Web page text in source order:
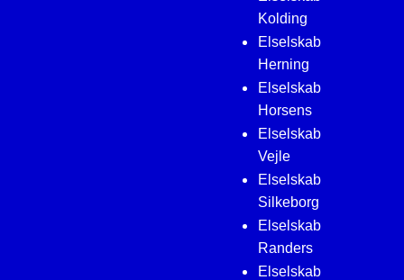
Kolding
Elselskab
Herning
Elselskab
Horsens
Elselskab
Vejle
Elselskab
Silkeborg
Elselskab
Randers
Elselskab